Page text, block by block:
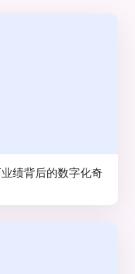
绩背后的数字化奇